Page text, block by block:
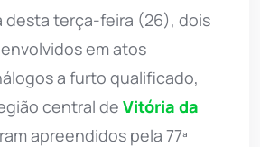
desta terça-feira (26), dois
em atos
a furto qualificado,
central de Vitória da
apreendidos pela 77ª